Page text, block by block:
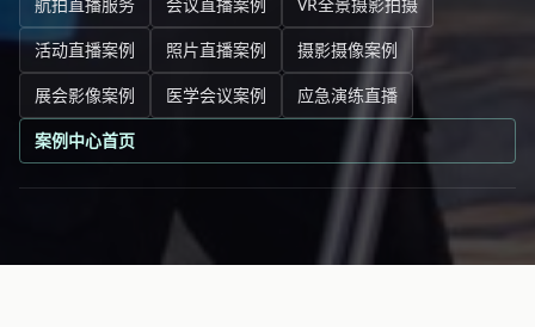
活动直播案例
照片直播案例
摄影摄像案例
展会影像案例
医学会议案例
应急演练直播
案例中心首页